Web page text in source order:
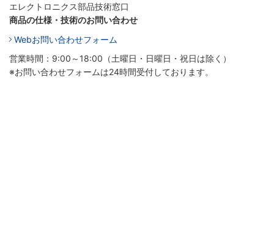
エレクトロニクス部品技術窓口
商品の仕様・技術のお問い合わせ
Webお問い合わせフォーム
営業時間：9:00～18:00（土曜日・日曜日・祝日は除く）
※お問い合わせフォームは24時間受付しております。